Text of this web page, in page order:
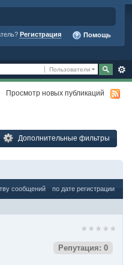
Регистрация Помощь
Пользователи
Просмотр новых публикаций
Дополнительные фильтры
сообщений по дате регистрации
Репутация: 0